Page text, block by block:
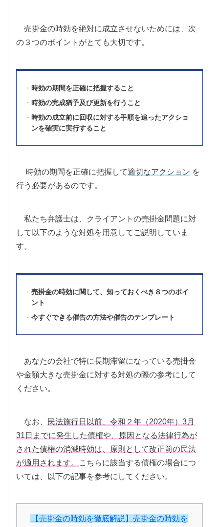
売掛金の時効を絶対に成立させないためには、次
の３つのポイントがとても大切です。
時効の期間を正確に把握すること
時効の完成猶予及び更新を行うこと
時効の成立前に回収に対する手順を追ったアクショ
ンを確実に実行すること
時効の期間を正確に把握して適切なアクション を
行う必要があるのです。
私たち弁護士は、クライアントの売掛金問題に対
して以下のような対処を用意してご説明していま
す。
売掛金の時効に関して、知っておくべき８つのポイ
ント
今すぐできる催告の方法や催告のテンプレート
あなたの会社で特に長期滞留になっている売掛金
や金額大きな売掛金に対する対処の際の参考にして
ください。
なお、
民法施行日以前、令和２年（2020年）3月
31日までに発生した債権や、原因となる法律行為が
された債権の消滅時効は、原則として改正前の民法
が適用されます。
こちらに該当する債権の場合につ
いては、以下の記事を参考にしてください。
【売掛金の時効を徹底解説】売掛金の時効を